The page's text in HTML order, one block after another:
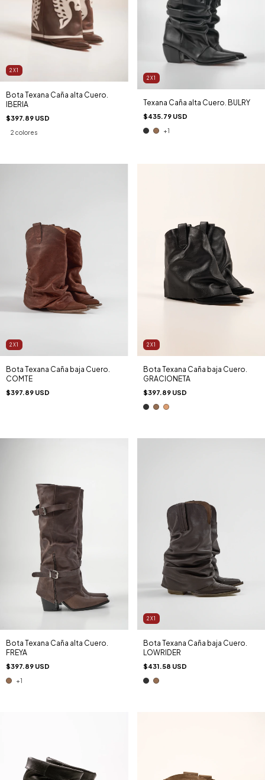
2X1
Bota Texana Caña alta Cuero.
IBERIA
$397.89 USD
2 colores
2X1
Texana Caña alta Cuero. BULRY
$435.79 USD
+1
2X1
Bota Texana Caña baja Cuero.
COMTE
$397.89 USD
2X1
Bota Texana Caña baja Cuero.
GRACIONETA
$397.89 USD
Bota Texana Caña alta Cuero.
FREYA
$397.89 USD
+1
2X1
Bota Texana Caña baja Cuero.
LOWRIDER
$431.58 USD